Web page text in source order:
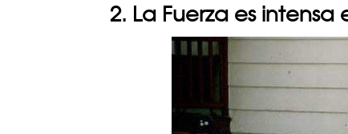
2. La Fuerza es intensa